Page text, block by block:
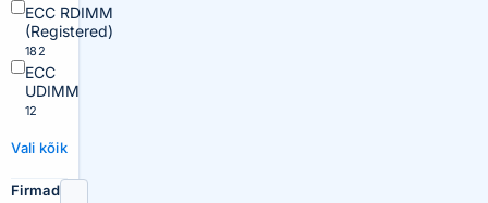
ECC RDIMM
(Registered)
182
ECC
UDIMM
12
Vali kõik
Firmad